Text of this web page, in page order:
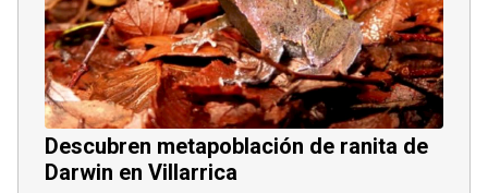
Descubren metapoblación de ranita de
Darwin en Villarrica